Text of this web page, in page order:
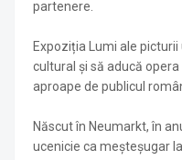
partenere.
Expoziția Lumi ale
cultural și să aducă
aproape de publicul
Născut în Neumarkt, în
ucenicie ca meșteșugar